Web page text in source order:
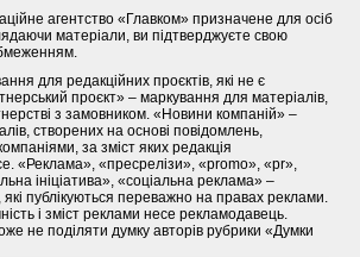
агентство «Главком» призначене для осіб
матеріали, ви підтверджуєте свою
для редакційних проєктів, які не є
проєкт» – маркування для матеріалів,
з замовником. «Новини компаній» –
створених на основі повідомлень,
за зміст яких редакція
«Реклама», «пресрелізи», «promo», «pr»,
ініціатива», «соціальна реклама» –
які публікуються переважно на правах реклами.
і зміст реклами несе рекламодавець.
не поділяти думку авторів рубрики «Думки